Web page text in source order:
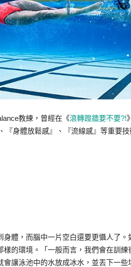
教練，曾經在《滾轉蹬牆要不要?!
『身體放鬆感』、『流線感』等重要技
身體，而腦中一片空白還要更懾人了
樣的環境。「一般而言，我們會在訓
會讓泳池中的水放成冰水，並丟下一